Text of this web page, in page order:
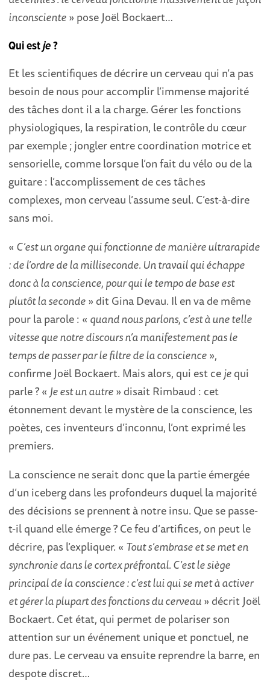
inconsciente» pose Joël Bockaert…
Qui estje?
Et les scientifiques de décrire un cerveau qui n’a pas
besoin de nous pour accomplir l’immense majorité
des tâches dont il a la charge. Gérer les fonctions
physiologiques, la respiration, le contrôle du cœur
par exemple ; jongler entre coordination motrice et
sensorielle, comme lorsque l’on fait du vélo ou de la
guitare : l’accomplissement de ces tâches
complexes, mon cerveau l’assume seul. C’est-à-dire
sans moi.
« C’est un organe qui fonctionne de manière ultrarapide
: de l’ordre de la milliseconde. Un travail qui échappe
donc à la conscience, pour qui le tempo de base est
plutôt la seconde» dit Gina Devau. Il en va de même
pour la parole : « quand nous parlons, c’est à une telle
vitesse que notre discours n’a manifestement pas le
temps de passer par le filtre de la conscience»,
confirme Joël Bockaert. Mais alors, qui est cejequi
parle ? « Je est un autre» disait Rimbaud : cet
étonnement devant le mystère de la conscience, les
poètes, ces inventeurs d’inconnu, l’ont exprimé les
premiers.
La conscience ne serait donc que la partie émergée
d’un iceberg dans les profondeurs duquel la majorité
des décisions se prennent à notre insu. Que se passe-
t-il quand elle émerge ? Ce feu d’artifices, on peut le
décrire, pas l’expliquer. « Tout s’embrase et se met en
synchronie dans le cortex préfrontal. C’est le siège
principal de la conscience : c’est lui qui se met à activer
et gérer la plupart des fonctions du cerveau» décrit Joël
Bockaert. Cet état, qui permet de polariser son
attention sur un événement unique et ponctuel, ne
dure pas. Le cerveau va ensuite reprendre la barre, en
despote discret…